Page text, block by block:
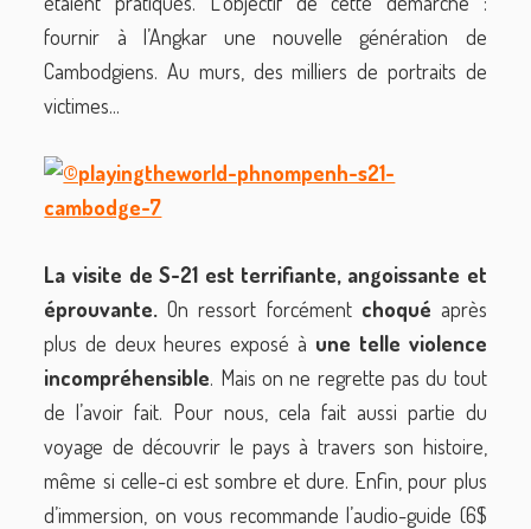
fournir à l’Angkar une nouvelle génération de
Cambodgiens. Au murs, des milliers de portraits de
victimes...
La visite de S-21 est terrifiante, angoissante et
éprouvante. On ressort forcément choqué après
plus de deux heures exposé à une telle violence
incompréhensible. Mais on ne regrette pas du tout
de l’avoir fait. Pour nous, cela fait aussi partie du
voyage de découvrir le pays à travers son histoire,
même si celle-ci est sombre et dure. Enfin, pour plus
d’immersion, on vous recommande l’audio-guide (6$